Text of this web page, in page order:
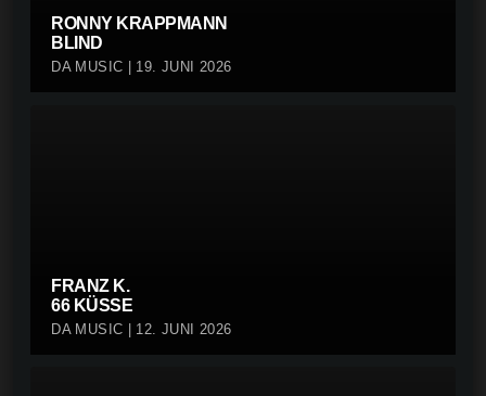
RONNY KRAPPMANN
BLIND
DA MUSIC | 19. JUNI 2026
FRANZ K.
66 KÜSSE
DA MUSIC | 12. JUNI 2026